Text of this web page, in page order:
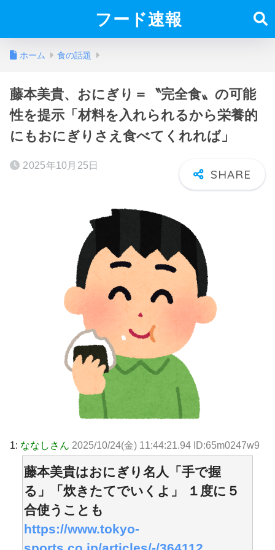
フード速報
ホーム 食の話題
藤本美貴、おにぎり＝〝完全食〟の可能
性を提示「材料を入れられるから栄養的
にもおにぎりさえ食べてくれれば」
2025年10月25日
1: ななしさん 2025/10/24(金) 11:44:21.94 ID:65m0247w9
藤本美貴はおにぎり名人「手で握
る」「炊きたてでいくよ」 １度に５
合使うことも
https://www.tokyo-